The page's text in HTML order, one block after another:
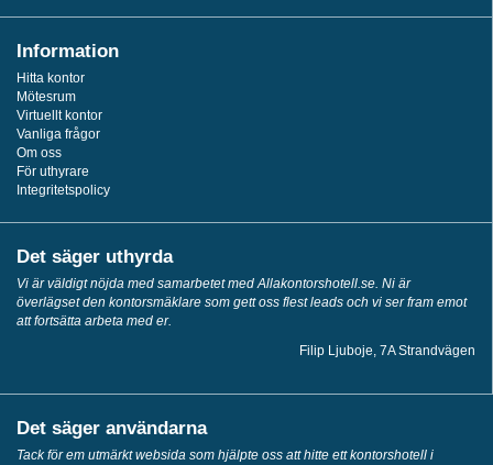
Information
Hitta kontor
Mötesrum
Virtuellt kontor
Vanliga frågor
Om oss
För uthyrare
Integritetspolicy
Det säger uthyrda
Vi är väldigt nöjda med samarbetet med Allakontorshotell.se. Ni är
överlägset den kontorsmäklare som gett oss flest leads och vi ser fram emot
att fortsätta arbeta med er.
Filip Ljuboje, 7A Strandvägen
Det säger användarna
Tack för em utmärkt websida som hjälpte oss att hitte ett kontorshotell i